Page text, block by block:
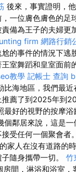
後來，事實證明，
一位膚色膚色的足
備為王子的夫婦更
firm 網路行銷
的事件的情況下逃
室舞蹈和皇室面前
教學 記帳士 查詢
比海地區，我們最
推薦了到2025年到
最好的視野的按摩浴
個鄰居來說，這是一
受任何一個聚會者。
家人在沒有道路的
隨身攜帶一切。 竹
房間，淋浴和浴室，